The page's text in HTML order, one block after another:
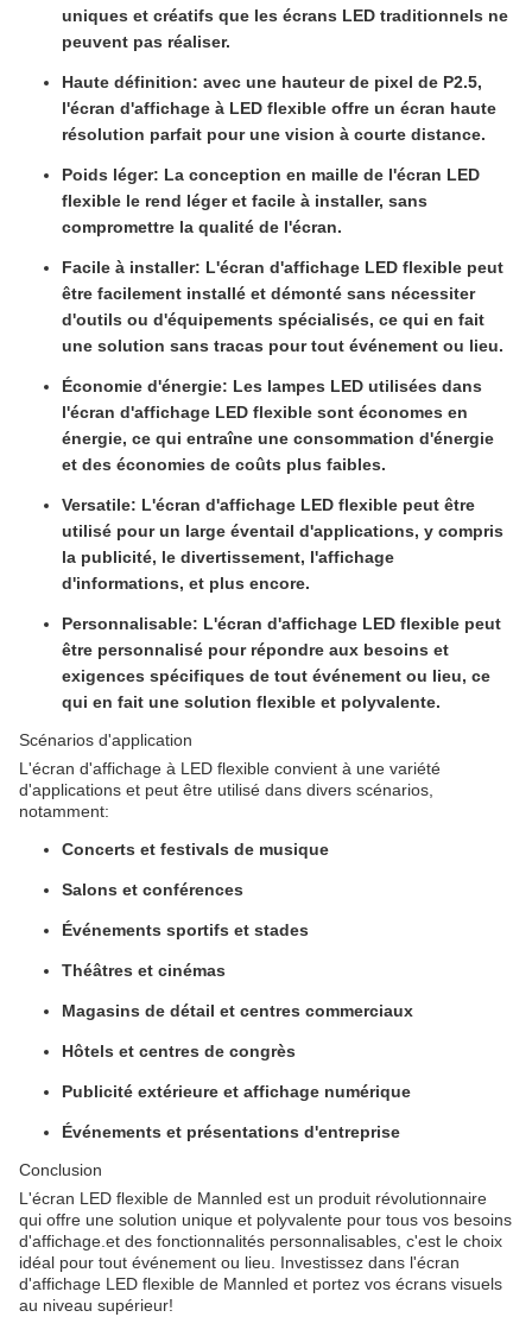
uniques et créatifs que les écrans LED traditionnels ne
peuvent pas réaliser.
Haute définition: avec une hauteur de pixel de P2.5,
l'écran d'affichage à LED flexible offre un écran haute
résolution parfait pour une vision à courte distance.
Poids léger: La conception en maille de l'écran LED
flexible le rend léger et facile à installer, sans
compromettre la qualité de l'écran.
Facile à installer: L'écran d'affichage LED flexible peut
être facilement installé et démonté sans nécessiter
d'outils ou d'équipements spécialisés, ce qui en fait
une solution sans tracas pour tout événement ou lieu.
Économie d'énergie: Les lampes LED utilisées dans
l'écran d'affichage LED flexible sont économes en
énergie, ce qui entraîne une consommation d'énergie
et des économies de coûts plus faibles.
Versatile: L'écran d'affichage LED flexible peut être
utilisé pour un large éventail d'applications, y compris
la publicité, le divertissement, l'affichage
d'informations, et plus encore.
Personnalisable: L'écran d'affichage LED flexible peut
être personnalisé pour répondre aux besoins et
exigences spécifiques de tout événement ou lieu, ce
qui en fait une solution flexible et polyvalente.
Scénarios d'application
L'écran d'affichage à LED flexible convient à une variété
d'applications et peut être utilisé dans divers scénarios,
notamment:
Concerts et festivals de musique
Salons et conférences
Événements sportifs et stades
Théâtres et cinémas
Magasins de détail et centres commerciaux
Hôtels et centres de congrès
Publicité extérieure et affichage numérique
Événements et présentations d'entreprise
Conclusion
L'écran LED flexible de Mannled est un produit révolutionnaire
qui offre une solution unique et polyvalente pour tous vos besoins
d'affichage.et des fonctionnalités personnalisables, c'est le choix
idéal pour tout événement ou lieu. Investissez dans l'écran
d'affichage LED flexible de Mannled et portez vos écrans visuels
au niveau supérieur!